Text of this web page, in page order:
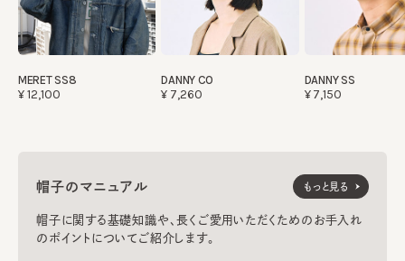
MERET SS8
¥12,100
DANNY CO
¥7,260
DANNY SS
¥7,150
帽子のマニュアル
帽子に関する基礎知識や、長くご愛用いただくためのお手入れ
のポイントについてご紹介します。
もっと見る